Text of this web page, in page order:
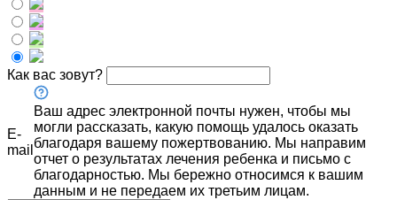
Как вас зовут?
E-
mail
Ваш адрес электронной почты нужен, чтобы мы
могли рассказать, какую помощь удалось оказать
благодаря вашему пожертвованию. Мы направим
отчет о результатах лечения ребенка и письмо с
благодарностью. Мы бережно относимся к вашим
данным и не передаем их третьим лицам.